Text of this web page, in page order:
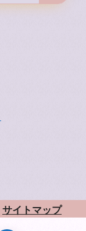
サイトマップ